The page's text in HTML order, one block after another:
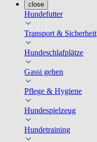
close
Hundefutter
Transport & Sicherheit
Hundeschlafplätze
Gassi gehen
Pflege & Hygiene
Hundespielzeug
Hundetraining